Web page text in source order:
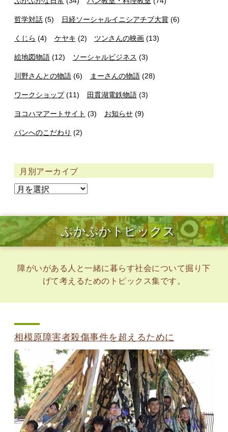
哲学対話 (5) 日経ソーシャルイニシアチブ大賞(6)
くじら (4) ケヤキ (2) ツンさんの映画 (13)
絵地図物語 (12) ソーシャルビジネス (3)
川野さんとの物語 (6) まーさんの物語(28)
ワークショップ(11) 田貫湖電鉄物語(3)
ヨコハマアートサイト (3) お知らせ(9)
パンへのこだわり (2)
月別アーカイブ
ぷかぷかトピックス
障がいがある人と一緒に暮らす社会について掘り下
げて考えるためのトピックス集です。
相模原障害者殺傷事件を超えるために